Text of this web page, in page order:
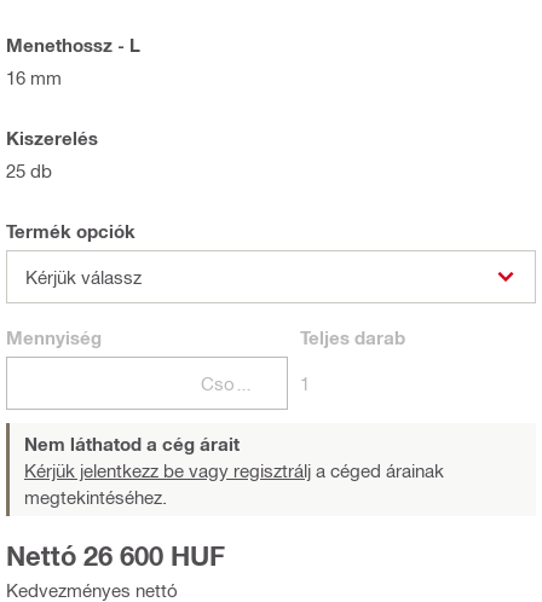
Menethossz - L
16 mm
Kiszerelés
25 db
Termék opciók
Kérjük válassz
Mennyiség Teljesdarab
1
Nem láthatod a cég árait
Kérjük jelentkezz be vagy regisztrálj a céged árainak
megtekintéséhez.
Kedvezményes nettó
Nettó 26 600 HUF